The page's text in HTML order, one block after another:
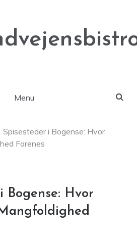
Menu
Spisesteder i Bogense: Hvor
Forenes
Bogense: Hvor